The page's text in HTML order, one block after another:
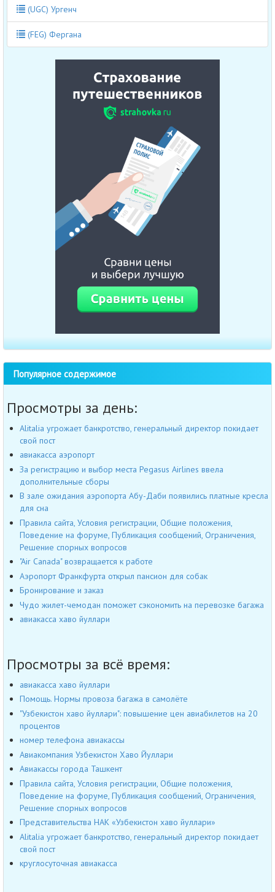
(UGC) Ургенч
(FEG) Фергана
Популярное содержимое
Просмотры за день:
Alitalia угрожает банкротство, генеральный директор покидает
свой пост
авиакасса аэропорт
За регистрацию и выбор места Pegasus Airlines ввела
дополнительные сборы
В зале ожидания аэропорта Абу-Даби появились платные кресла
для сна
Правила сайта, Условия регистрации, Общие положения,
Поведение на форуме, Публикация сообщений, Ограничения,
Решение спорных вопросов
"Air Canada" возвращается к работе
Аэропорт Франкфурта открыл пансион для собак
Бронирование и заказ
Чудо жилет-чемодан поможет сэкономить на перевозке багажа
авиакасса хаво йуллари
Просмотры за всё время:
авиакасса хаво йуллари
Помощь. Нормы провоза багажа в самолёте
"Узбекистон хаво йуллари": повышение цен авиабилетов на 20
процентов
номер телефона авиакассы
Авиакомпания Узбекистон Хаво Йуллари
Авиакассы города Ташкент
Правила сайта, Условия регистрации, Общие положения,
Поведение на форуме, Публикация сообщений, Ограничения,
Решение спорных вопросов
Представительства НАК «Узбекистон хаво йуллари»
Alitalia угрожает банкротство, генеральный директор покидает
свой пост
круглосуточная авиакасса